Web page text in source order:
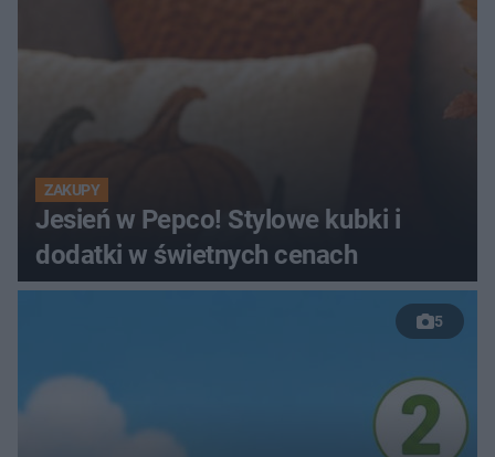
ZAKUPY
Jesień w Pepco! Stylowe kubki i
dodatki w świetnych cenach
5